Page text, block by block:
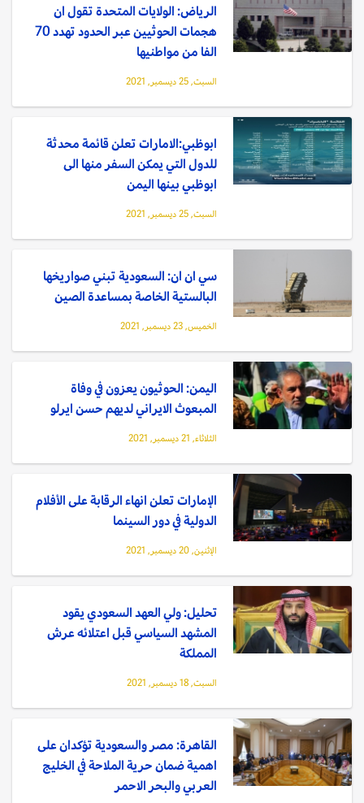
الرياض: الولايات المتحدة تقول ان
هجمات الحوثيين عبر الحدود تهدد 70
الفا من مواطنيها
السبت, 25 ديسمبر, 2021
ابوظبي:الامارات تعلن قائمة محدثة
للدول التي يمكن السفر منها الى
ابوظبي بينها اليمن
السبت, 25 ديسمبر, 2021
سي ان ان: السعودية تبني صواريخها
البالستية الخاصة بمساعدة الصين
الخميس, 23 ديسمبر, 2021
اليمن: الحوثيون يعزون في وفاة
المبعوث الايراني لديهم حسن ايرلو
الثلاثاء, 21 ديسمبر, 2021
الإمارات تعلن انهاء الرقابة على الأفلام
الدولية في دور السينما
الإثنين, 20 ديسمبر, 2021
تحليل: ولي العهد السعودي يقود
المشهد السياسي قبل اعتلائه عرش
المملكة
السبت, 18 ديسمبر, 2021
القاهرة: مصر والسعودية تؤكدان على
اهمية ضمان حرية الملاحة في الخليج
العربي والبحر الاحمر